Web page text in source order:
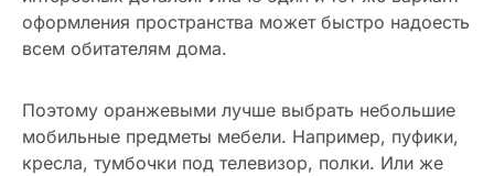
оформления пространства может быстро надоесть
всем обитателям дома.
Поэтому оранжевыми лучше выбрать небольшие
мобильные предметы мебели. Например, пуфики,
кресла, тумбочки под телевизор, полки. Или же